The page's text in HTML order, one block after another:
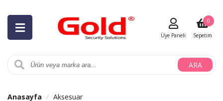
ARA
Üye Paneli Sepetim
0
Anasayfa
Aksesuar